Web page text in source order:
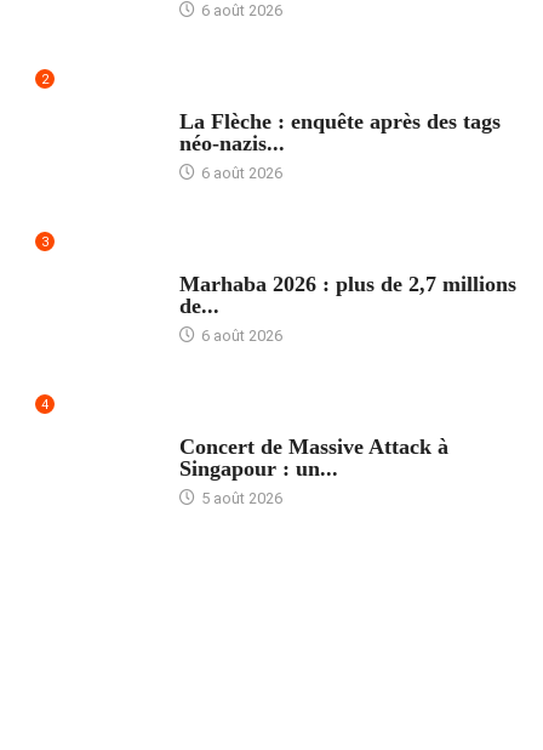
6 août 2026
2
La Flèche : enquête après des tags
néo-nazis...
6 août 2026
3
Marhaba 2026 : plus de 2,7 millions
de...
6 août 2026
4
Concert de Massive Attack à
Singapour : un...
5 août 2026